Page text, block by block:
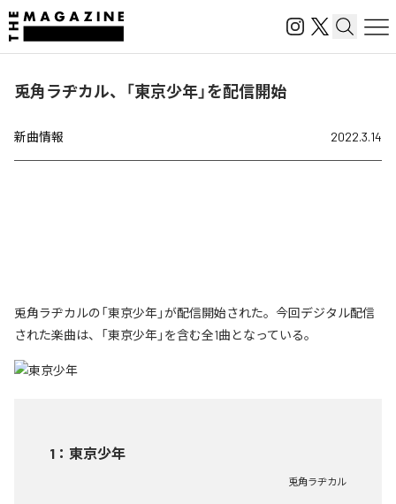
兎角ラヂカル、「東京少年」を配信開始
新曲情報 2022.3.14
兎角ラヂカルの「東京少年」が配信開始された。今回デジタル配信
された楽曲は、「東京少年」を含む全1曲となっている。
1 ： 東京少年
兎角ラヂカル